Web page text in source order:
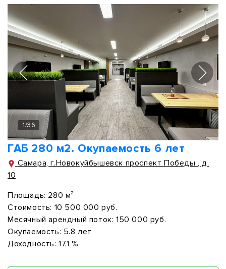
1/36
ГАБ 280 м2. Окупаемость 6 лет
Самара, г.Новокуйбышевск проспект Победы , д.
10
Площадь: 280 м²
Стоимость: 10 500 000 руб.
Месячный арендный поток: 150 000 руб.
Окупаемость: 5.8 лет
Доходность: 17.1 %